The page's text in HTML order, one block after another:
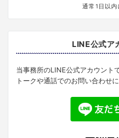
通常1日以内
LINE公式ア
当事務所のLINE公式アカウントで
トークや通話でのお問い合わせ